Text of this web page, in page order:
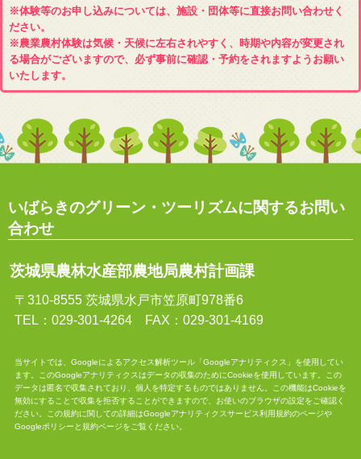
※体験等のお申し込みについては、施設・団体等に直接お問い合わせく
ださい。
※農業農村体験は気候・天候に左右されやすく、時期や内容が変更され
る場合がございますので、必ず事前に確認・予約をされますようお願い
いたします。
いばらきのグリーン・ツーリズムに関するお問い
合わせ
茨城県農林水産部農地局農村計画課
〒310-8555 茨城県水戸市笠原町978番6
TEL：029-301-4264 FAX：029-301-4169
当サイトでは、Googleによるアクセス解析ツール「Googleアナリティクス」を使用してい
ます。このGoogleアナリティクスはデータの収集のためにCookieを使用しています。この
データは匿名で収集されており、個人を特定するものではありません。この機能はCookieを
無効にすることで収集を拒否することができますので、お使いのブラウザの設定をご確認く
ださい。この規約に関しての詳細はGoogleアナリティクスサービス利用規約のページや
Googleポリシーと規約ページをご覧ください。